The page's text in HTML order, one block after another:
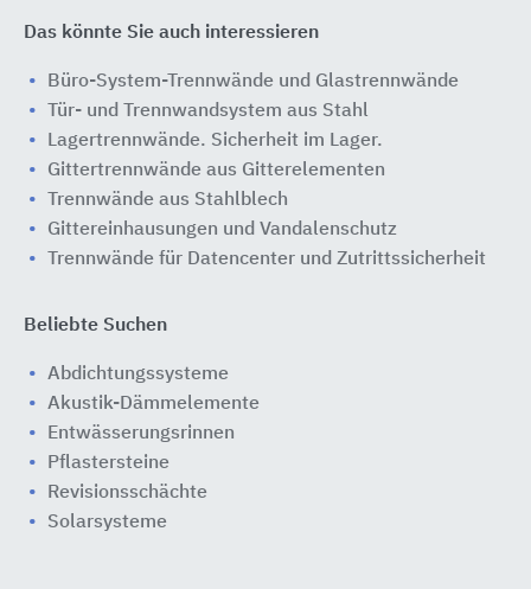
Das könnte Sie auch interessieren
Büro-System-Trennwände und Glastrennwände
Tür- und Trennwandsystem aus Stahl
Lagertrennwände. Sicherheit im Lager.
Gittertrennwände aus Gitterelementen
Trennwände aus Stahlblech
Gittereinhausungen und Vandalenschutz
Trennwände für Datencenter und Zutrittssicherheit
Beliebte Suchen
Abdichtungssysteme
Akustik-Dämmelemente
Entwässerungsrinnen
Pflastersteine
Revisionsschächte
Solarsysteme